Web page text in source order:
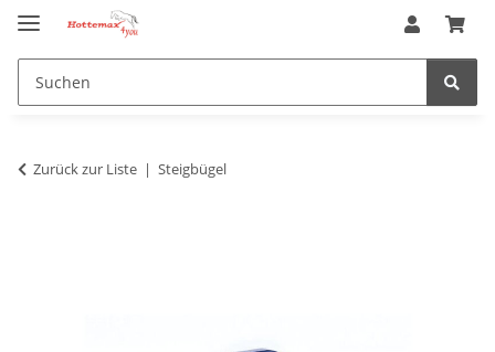
Zurück zur Liste Steigbügel